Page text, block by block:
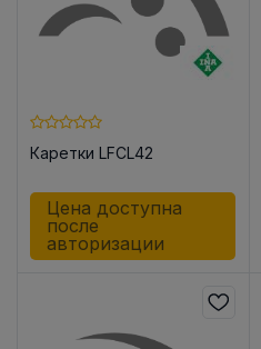
Каретки LFCL42
Цена доступна
после
авторизации